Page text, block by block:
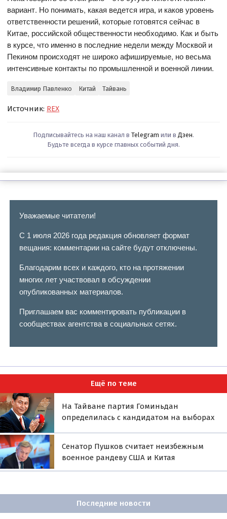
вариант. Но понимать, какая ведется игра, и каков уровень
ответственности решений, которые готовятся сейчас в
Китае, российской общественности необходимо. Как и быть
в курсе, что именно в последние недели между Москвой и
Пекином происходят не широко афишируемые, но весьма
интенсивные контакты по промышленной и военной линии.
Владимир Павленко Китай Тайвань
Источник: REX
Подписывайтесь на наш канал в Telegram или в Дзен.
Будьте всегда в курсе главных событий дня.
Уважаемые читатели!
С 1 июля 2026 года редакция обновляет формат
вещания: комментарии на сайте будут отключены.
Благодарим всех и каждого, кто на протяжении
многих лет участвовал в обсуждении
опубликованных материалов.
Приглашаем вас комментировать публикации в
сообществах агентства в социальных сетях.
Ещё по теме
На Тайване партия Гоминьдан
определилась с кандидатом на выборах
Сенатор Пушков считает неизбежным
военное рандеву США и Китая
Последние новости